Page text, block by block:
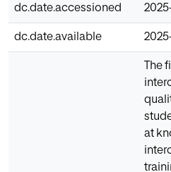
dc.date.accessioned
dc.date.available
at